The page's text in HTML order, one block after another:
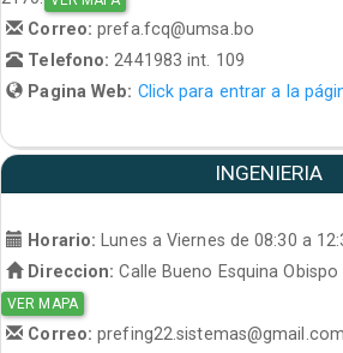
Correo:prefa.fcq@umsa.bo
Telefono:2441983 int. 109
Pagina Web: Click para entrar a la
INGENIERIA
Horario:
Lunes a Viernes de 08:30 a
Direccion: Calle Bueno Esquina
VER MAPA
Correo:prefing22.sistemas@gmail.com